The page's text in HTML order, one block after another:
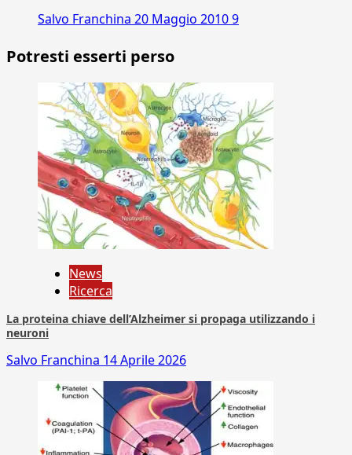
Salvo Franchina 20 Maggio 20109
Potresti esserti perso
News
Ricerca
La proteina chiave dell’Alzheimer si propaga utilizzando i
neuroni
Salvo Franchina 14 Aprile 2026